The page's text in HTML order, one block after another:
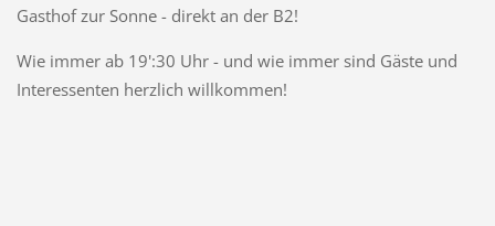
Gasthof zur Sonne - direkt an der B2!
Wie immer ab 19':30 Uhr - und wie immer sind Gäste und
Interessenten herzlich willkommen!